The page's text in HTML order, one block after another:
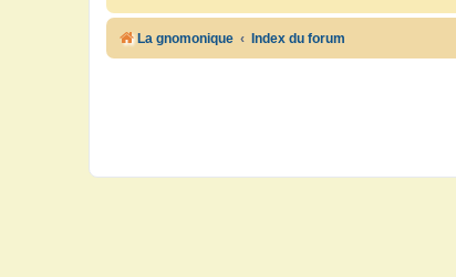
La gnomonique Index du forum